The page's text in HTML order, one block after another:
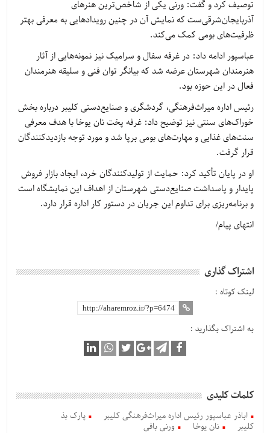
توصیف کرد و گفت: ورنی یکی از شاخص‌ترین هنرهای
آذربایجان‌شرقی‌ست که نمایش آن در چنین رویدادهایی به معرفی بهتر
ظرفیت‌های بومی کمک می‌کند.
عباسپور ادامه داد: در غرفه سفال و سرامیک نیز نمونه‌هایی از آثار
هنرمندان شهرستان عرضه شد که بیانگر توان فنی و سلیقه هنرمندان
فعال در این حوزه بود.
رئیس اداره میراث‌فرهنگی، گردشگری و صنایع‌دستی کلیبر درباره بخش
خوراک‌های سنتی نیز توضیح داد: غرفه پخت نان یوخا با هدف معرفی
سنت‌های غذایی و مهارت‌های بومی برپا شد و مورد توجه بازدیدکنندگان
قرار گرفت.
او در پایان تأکید کرد: حمایت از تولیدکنندگان خرد، ایجاد بازار فروش
پایدار و پاسداشت صنایع‌دستی شهرستان از اهداف این نمایشگاه است
و برنامه‌ریزی برای تداوم این جریان در دستور کار اداره قرار دارد.
انتهای پیام/
اشتراک گذاری
لینک کوتاه :
به اشتراک بگذارید :
کلمات کلیدی
اباذر عباسپور رئیس اداره میراث‌فرهنگی کلیبر
پارک بذ
کلیبر
نان یوخا ورنی بافی